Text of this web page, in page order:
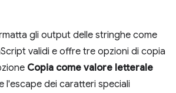
gli output delle stringhe come
validi e offre tre opzioni di copia
Copia come valore letterale
l'escape dei caratteri speciali